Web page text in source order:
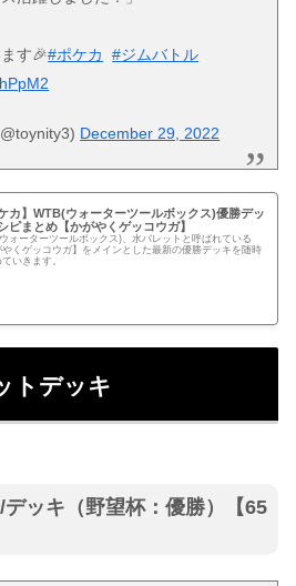
す🎉#ポケカ
#ジムバトル
December 29, 2022
ケカ】WTB(ウォーターツールボックス)優勝デッ
ピまとめ【かがやくゲッコウガ】
ォーターツールボックス)、水バレットと呼ばれている
やくゲッコウガ】をメインとした最新の優勝デッキを随時
ていきます。
トデッキ
デッキ（野望杯：優勝）【65